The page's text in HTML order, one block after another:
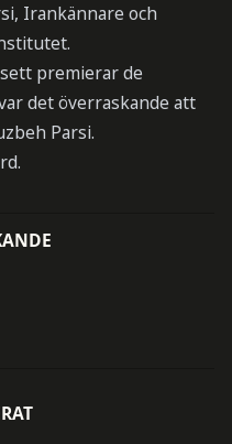
Irankännare och
premierar de
det överraskande att
Parsi.